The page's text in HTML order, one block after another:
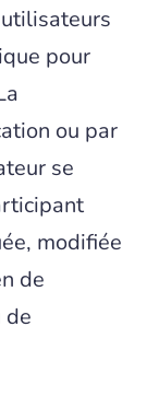
pour
ou par
se
modifiée
de
de